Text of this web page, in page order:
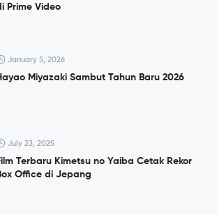
Prime Video
January 5, 2026
Miyazaki Sambut Tahun Baru 2026
July 23, 2025
Terbaru Kimetsu no Yaiba Cetak Rekor
Office di Jepang